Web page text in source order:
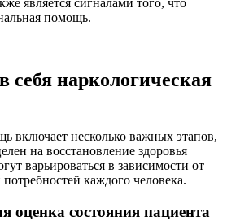
является сигналами того, что
помощь.
себя наркологическая
включает несколько важных этапов,
на восстановление здоровья
варьироваться в зависимости от
каждого человека.
оценка состояния пациента